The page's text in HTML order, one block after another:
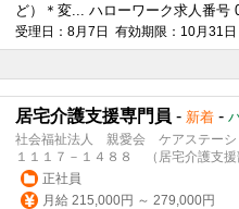
ど）＊変... ハローワーク求人番号
受理日：8月7日 有効期限：10月31日
居宅介護支援専門員 - 新着 -
社会福祉法人 親愛会 ケアステーシ
１１１７－１４８８ （居宅介護支援
正社員
月給 215,000円 ～ 279,000円